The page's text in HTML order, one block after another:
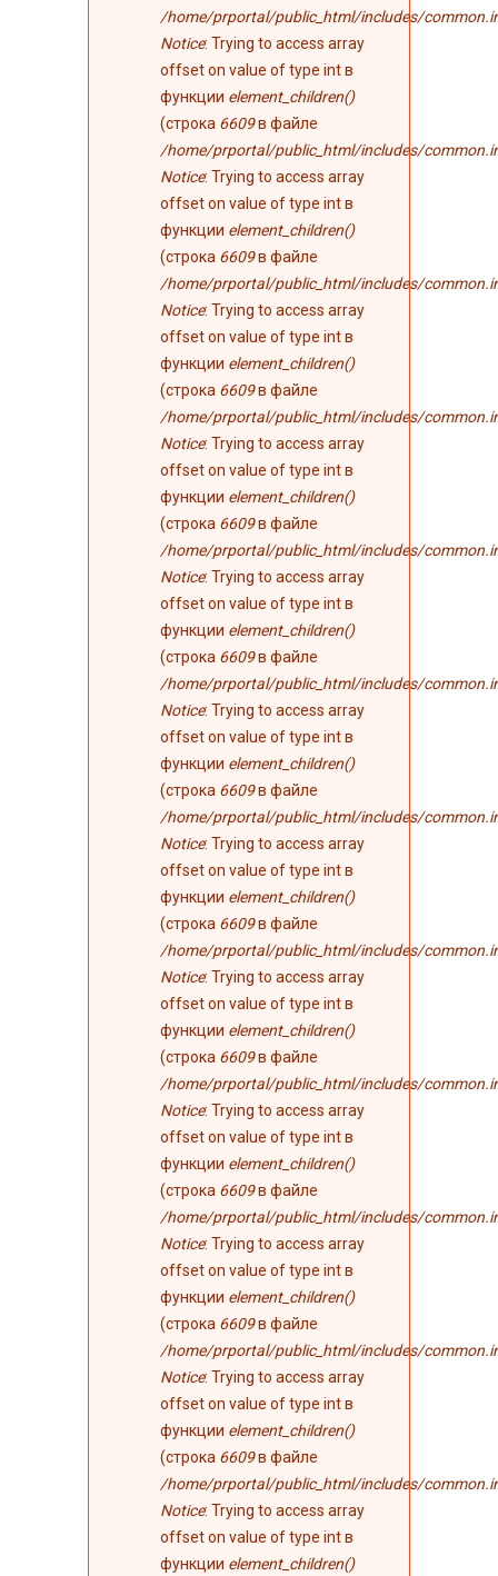
/home/prportal/public_html/includes/
Notice: Trying to access array
offset on value of type int в
функции element_children()
(строка 6609в файле
/home/prportal/public_html/includes/
Notice: Trying to access array
offset on value of type int в
функции element_children()
(строка 6609в файле
/home/prportal/public_html/includes/
Notice: Trying to access array
offset on value of type int в
функции element_children()
(строка 6609в файле
/home/prportal/public_html/includes/
Notice: Trying to access array
offset on value of type int в
функции element_children()
(строка 6609в файле
/home/prportal/public_html/includes/
Notice: Trying to access array
offset on value of type int в
функции element_children()
(строка 6609в файле
/home/prportal/public_html/includes/
Notice: Trying to access array
offset on value of type int в
функции element_children()
(строка 6609в файле
/home/prportal/public_html/includes/
Notice: Trying to access array
offset on value of type int в
функции element_children()
(строка 6609в файле
/home/prportal/public_html/includes/
Notice: Trying to access array
offset on value of type int в
функции element_children()
(строка 6609в файле
/home/prportal/public_html/includes/
Notice: Trying to access array
offset on value of type int в
функции element_children()
(строка 6609в файле
/home/prportal/public_html/includes/
Notice: Trying to access array
offset on value of type int в
функции element_children()
(строка 6609в файле
/home/prportal/public_html/includes/
Notice: Trying to access array
offset on value of type int в
функции element_children()
(строка 6609в файле
/home/prportal/public_html/includes/
Notice: Trying to access array
offset on value of type int в
функции element_children()